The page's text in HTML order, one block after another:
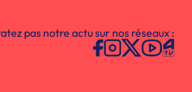
pas notre actu sur nos réseaux :